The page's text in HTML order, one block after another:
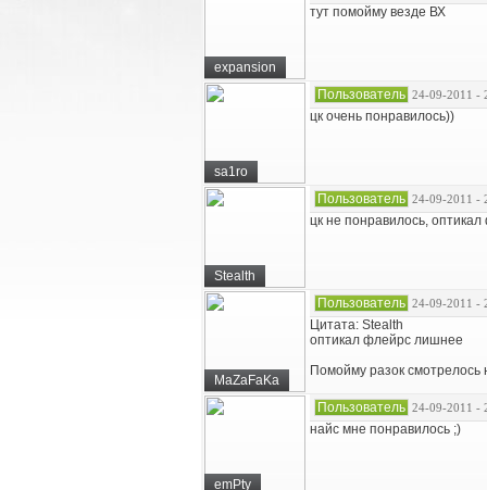
expansion
тут помойму везде ВХ
sa1ro
Пользователь 24-09-2011 -
цк очень понравилось))
Stealth
Пользователь 24-09-2011 -
цк не понравилось,
MaZaFaKa
Пользователь 24-09-2011 -
Цитата: Stealth
оптикал флейрс лишнее
Помойму разок
emPty
Пользователь 24-09-2011 -
найс мне понравилось ;)